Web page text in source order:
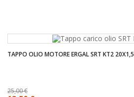
TAPPO OLIO MOTORE ERGAL SRT KT2 20X1,5
25,00 €